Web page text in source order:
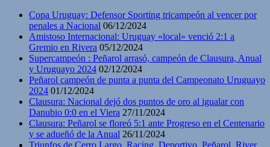
Copa Uruguay: Defensor Sporting tricampeón al vencer por
penales a Nacional 06/12/2024
Amistoso Internacional: Uruguay «local» venció 2:1 a
Gremio en Rivera 05/12/2024
Supercampeón : Peñarol arrasó, campeón de Clausura, Anual
y Uruguayo 2024 02/12/2024
Peñarol campeón de punta a punta del Campeonato Uruguayo
2024 01/12/2024
Clausura: Nacional dejó dos puntos de oro al igualar con
Danubio 0:0 en el Viera 27/11/2024
Clausura: Peñarol se floreó 5:1 ante Progreso en el Centenario
y se adueñó de la Anual 26/11/2024